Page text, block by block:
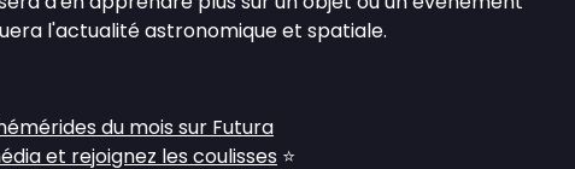
l'actualité astronomique et spatiale.
du mois sur Futura
et rejoignez les coulisses ⭐